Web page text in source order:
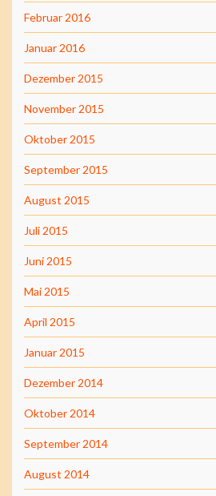
Februar 2016
Januar 2016
Dezember 2015
November 2015
Oktober 2015
September 2015
August 2015
Juli 2015
Juni 2015
Mai 2015
April 2015
Januar 2015
Dezember 2014
Oktober 2014
September 2014
August 2014